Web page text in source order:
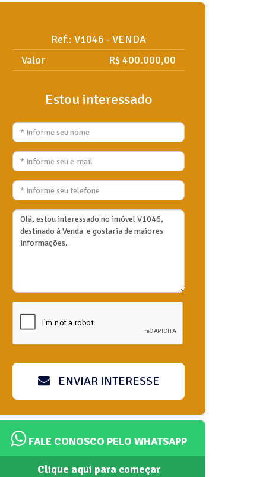
Ref.: V1046 - VENDA
Valor
R$ 400.000,00
Estou interessado
ENVIAR INTERESSE
FALE CONOSCO PELO WHATSAPP
Clique aqui para começar